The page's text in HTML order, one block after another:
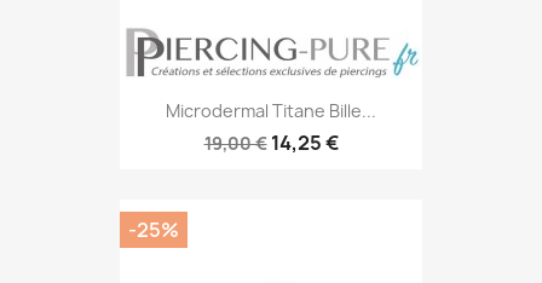
Microdermal Titane Bille...
19,00 € 14,25 €
-25%